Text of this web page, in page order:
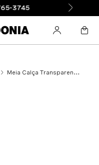
3745
Meia Calça Transparente Wellness Compressão Forte - Nude 6